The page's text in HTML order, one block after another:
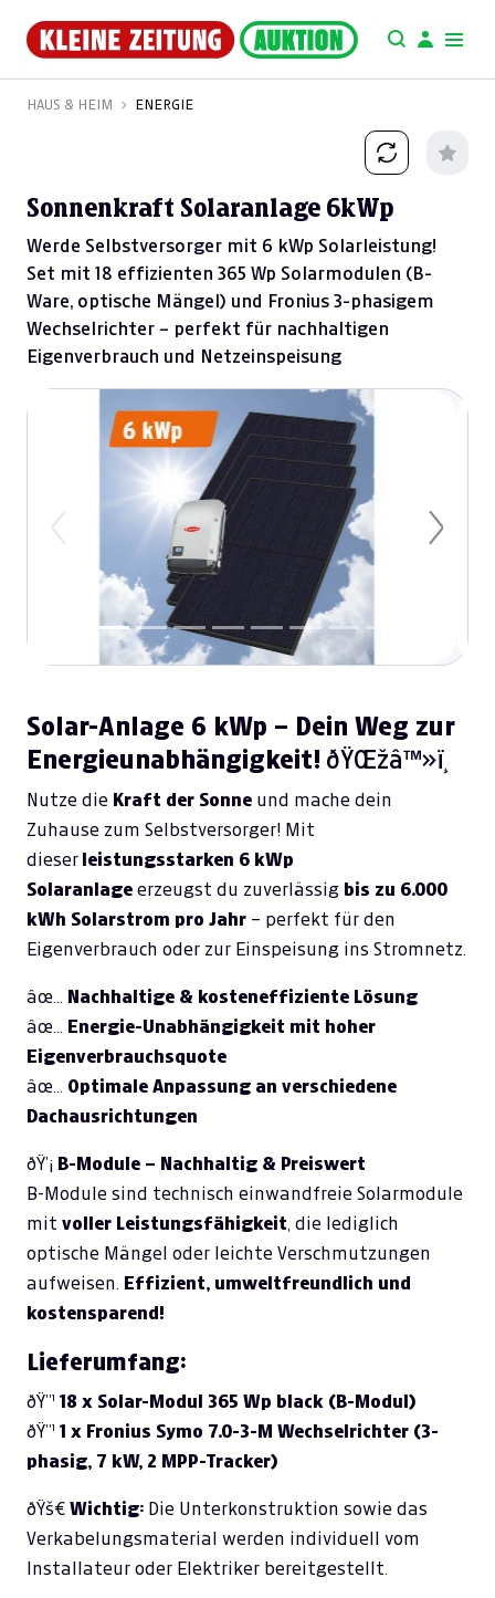
HAUS & HEIM ENERGIE
Sonnenkraft Solaranlage 6kWp
Werde Selbstversorger mit 6 kWp Solarleistung!
Set mit 18 effizienten 365 Wp Solarmodulen (B-
Ware, optische Mängel) und Fronius 3-phasigem
Wechselrichter – perfekt für nachhaltigen
Eigenverbrauch und Netzeinspeisung
Previous Next
Solar-Anlage 6 kWp – Dein Weg zur
Energieunabhängigkeit! ðŸŒžâ™»ï¸
Nutze die Kraft der Sonne und mache dein
Zuhause zum Selbstversorger! Mit
dieser leistungsstarken 6 kWp
Solaranlage erzeugst du zuverlässig bis zu 6.000
kWh Solarstrom pro Jahr – perfekt für den
Eigenverbrauch oder zur Einspeisung ins Stromnetz.
âœ… Nachhaltige & kosteneffiziente Lösung
âœ…
Energie-Unabhängigkeit mit hoher
Eigenverbrauchsquote
âœ… Optimale Anpassung an verschiedene
Dachausrichtungen
ðŸ’¡ B-Module – Nachhaltig & Preiswert
B-Module sind technisch einwandfreie Solarmodule
mit voller Leistungsfähigkeit , die lediglich
optische Mängel oder leichte Verschmutzungen
aufweisen.
Effizient, umweltfreundlich und
kostensparend!
Lieferumfang:
ðŸ”¹ 18 x Solar-Modul 365 Wp black (B-Modul)
ðŸ”¹ 1 x Fronius Symo 7.0-3-M Wechselrichter (3-
phasig, 7 kW, 2 MPP-Tracker)
ðŸš€ Wichtig: Die Unterkonstruktion sowie das
Verkabelungsmaterial werden individuell vom
Installateur oder Elektriker bereitgestellt.